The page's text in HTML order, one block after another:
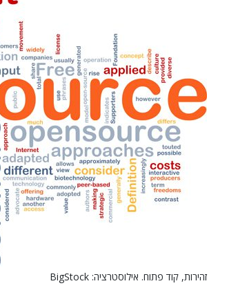
זהירות, קוד פתוח. אילוסטרציה: BigStock